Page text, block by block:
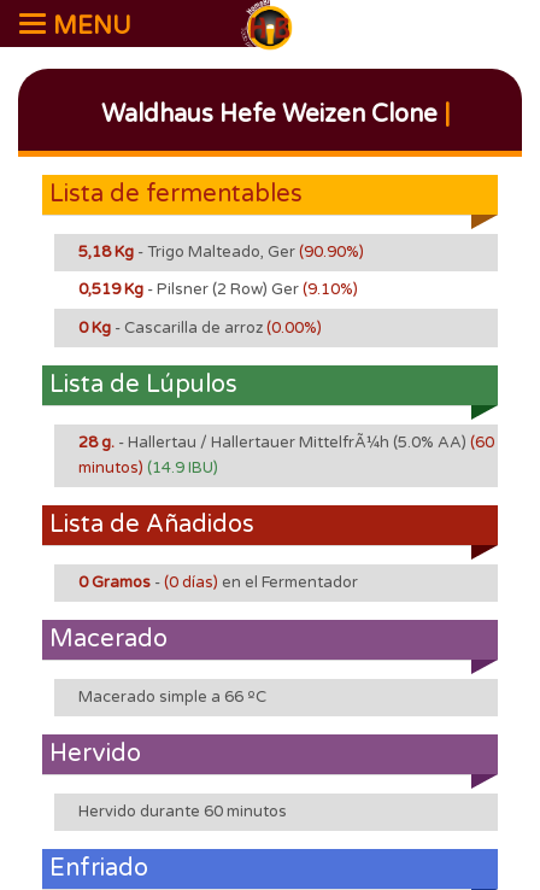
MENU
Waldhaus Hefe Weizen Clone
Lista de fermentables
5,18 Kg - Trigo Malteado, Ger(90.90%)
0,519 Kg - Pilsner (2 Row) Ger(9.10%)
0 Kg - Cascarilla de arroz(0.00%)
Lista de Lúpulos
28 g. - Hallertau / Hallertauer MittelfrÃ¼h (5.0% AA) (60
minutos) (14.9 IBU)
Lista de Añadidos
0 Gramos -(0 días) en el Fermentador
Macerado
Macerado simple a 66 ºC
Hervido
Hervido durante 60 minutos
Enfriado